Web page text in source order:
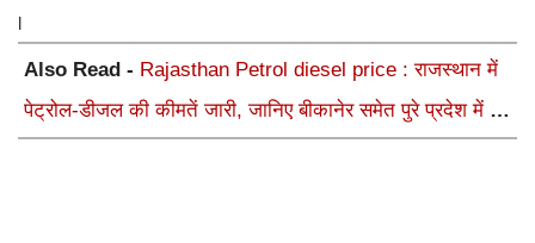
l
Also Read - Rajasthan Petrol diesel price : राजस्थान में
पेट्रोल-डीजल की कीमतें जारी, जानिए बीकानेर समेत पुरे प्रदेश में नए